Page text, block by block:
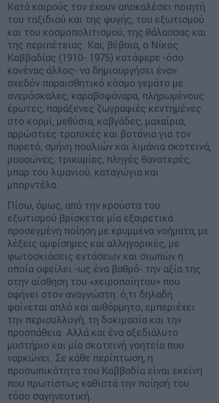
Κατά καιρούς τον έχουν αποκαλέσει ποιητή
του ταξιδιού και της φυγής, του εξωτισμού
και του κοσμοπολιτισμού, της θάλασσας και
της περιπέτειας. Και, βέβαια, ο Νίκος
Καββαδίας (1910- 1975) κατάφερε -όσο
κανένας άλλος- να δημιουργήσει έναν
σχεδόν παραισθητικό κόσμο γεμάτο με
ανεμόσκαλες, καραβοφάναρα, πληρωμένους
έρωτες, παράξενες ζωγραφιές κεντημένες
στο κορμί, μεθύσια, καβγάδες, μαχαίρια,
αρρώστιες τροπικές και βοτάνια για τον
πυρετό, σμήνη πουλιών και λιμάνια σκοτεινά,
μουσώνες, τρικυμίες, πληγές θανατερές,
μπαρ του λιμανιού, καταγώγια και
μπορντέλα.
Πίσω, όμως, από την κρούστα του
εξωτισμού βρίσκεται μία εξαιρετικά
προσεγμένη ποίηση με κρυμμένα νοήματα, με
λέξεις αμφίσημες και αλληγορικές, με
φωτοσκιάσεις εντάσεων και σιωπών η
οποία οφείλει -ως ένα βαθμό- την αξία της
στην αίσθηση του «χειροποίητου» που
αφήνει στον αναγνώστη: ό,τι δηλαδή
φαίνεται απλό και αυθόρμητο, εμπεριέχει
την περισυλλογή, τη δοκιμασία και την
προσπάθεια. Αλλά και ένα αξεδιάλυτο
μυστήριο και μία σκοτεινή γοητεία που
ναρκώνει. Σε κάθε περίπτωση, η
προσωπικότητα του Καββαδία είναι εκείνη
που πρωτίστως καθιστά την ποίησή του
τόσο σαγηνευτική.